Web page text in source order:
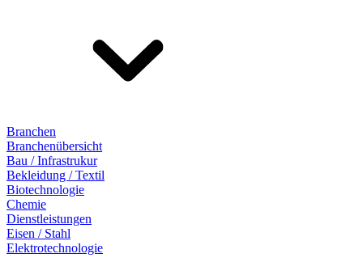
Branchen
Branchenübersicht
Bau / Infrastrukur
Bekleidung / Textil
Biotechnologie
Chemie
Dienstleistungen
Eisen / Stahl
Elektrotechnologie